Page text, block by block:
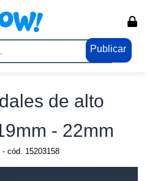
Publicar
de alto
- 22mm
- cód. 15203158